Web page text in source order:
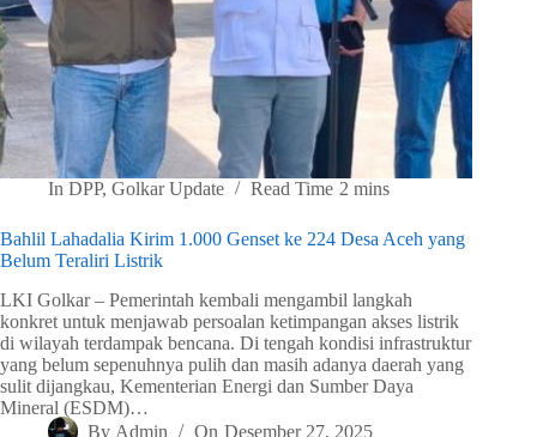
In DPP,Golkar Update Read Time 2 mins
Bahlil Lahadalia Kirim 1.000 Genset ke 224 Desa Aceh yang
Belum Teraliri Listrik
LKI Golkar – Pemerintah kembali mengambil langkah
konkret untuk menjawab persoalan ketimpangan akses listrik
di wilayah terdampak bencana. Di tengah kondisi infrastruktur
yang belum sepenuhnya pulih dan masih adanya daerah yang
sulit dijangkau, Kementerian Energi dan Sumber Daya
Mineral (ESDM)…
By Admin On Desember 27, 2025